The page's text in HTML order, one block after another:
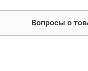
Вопросы о